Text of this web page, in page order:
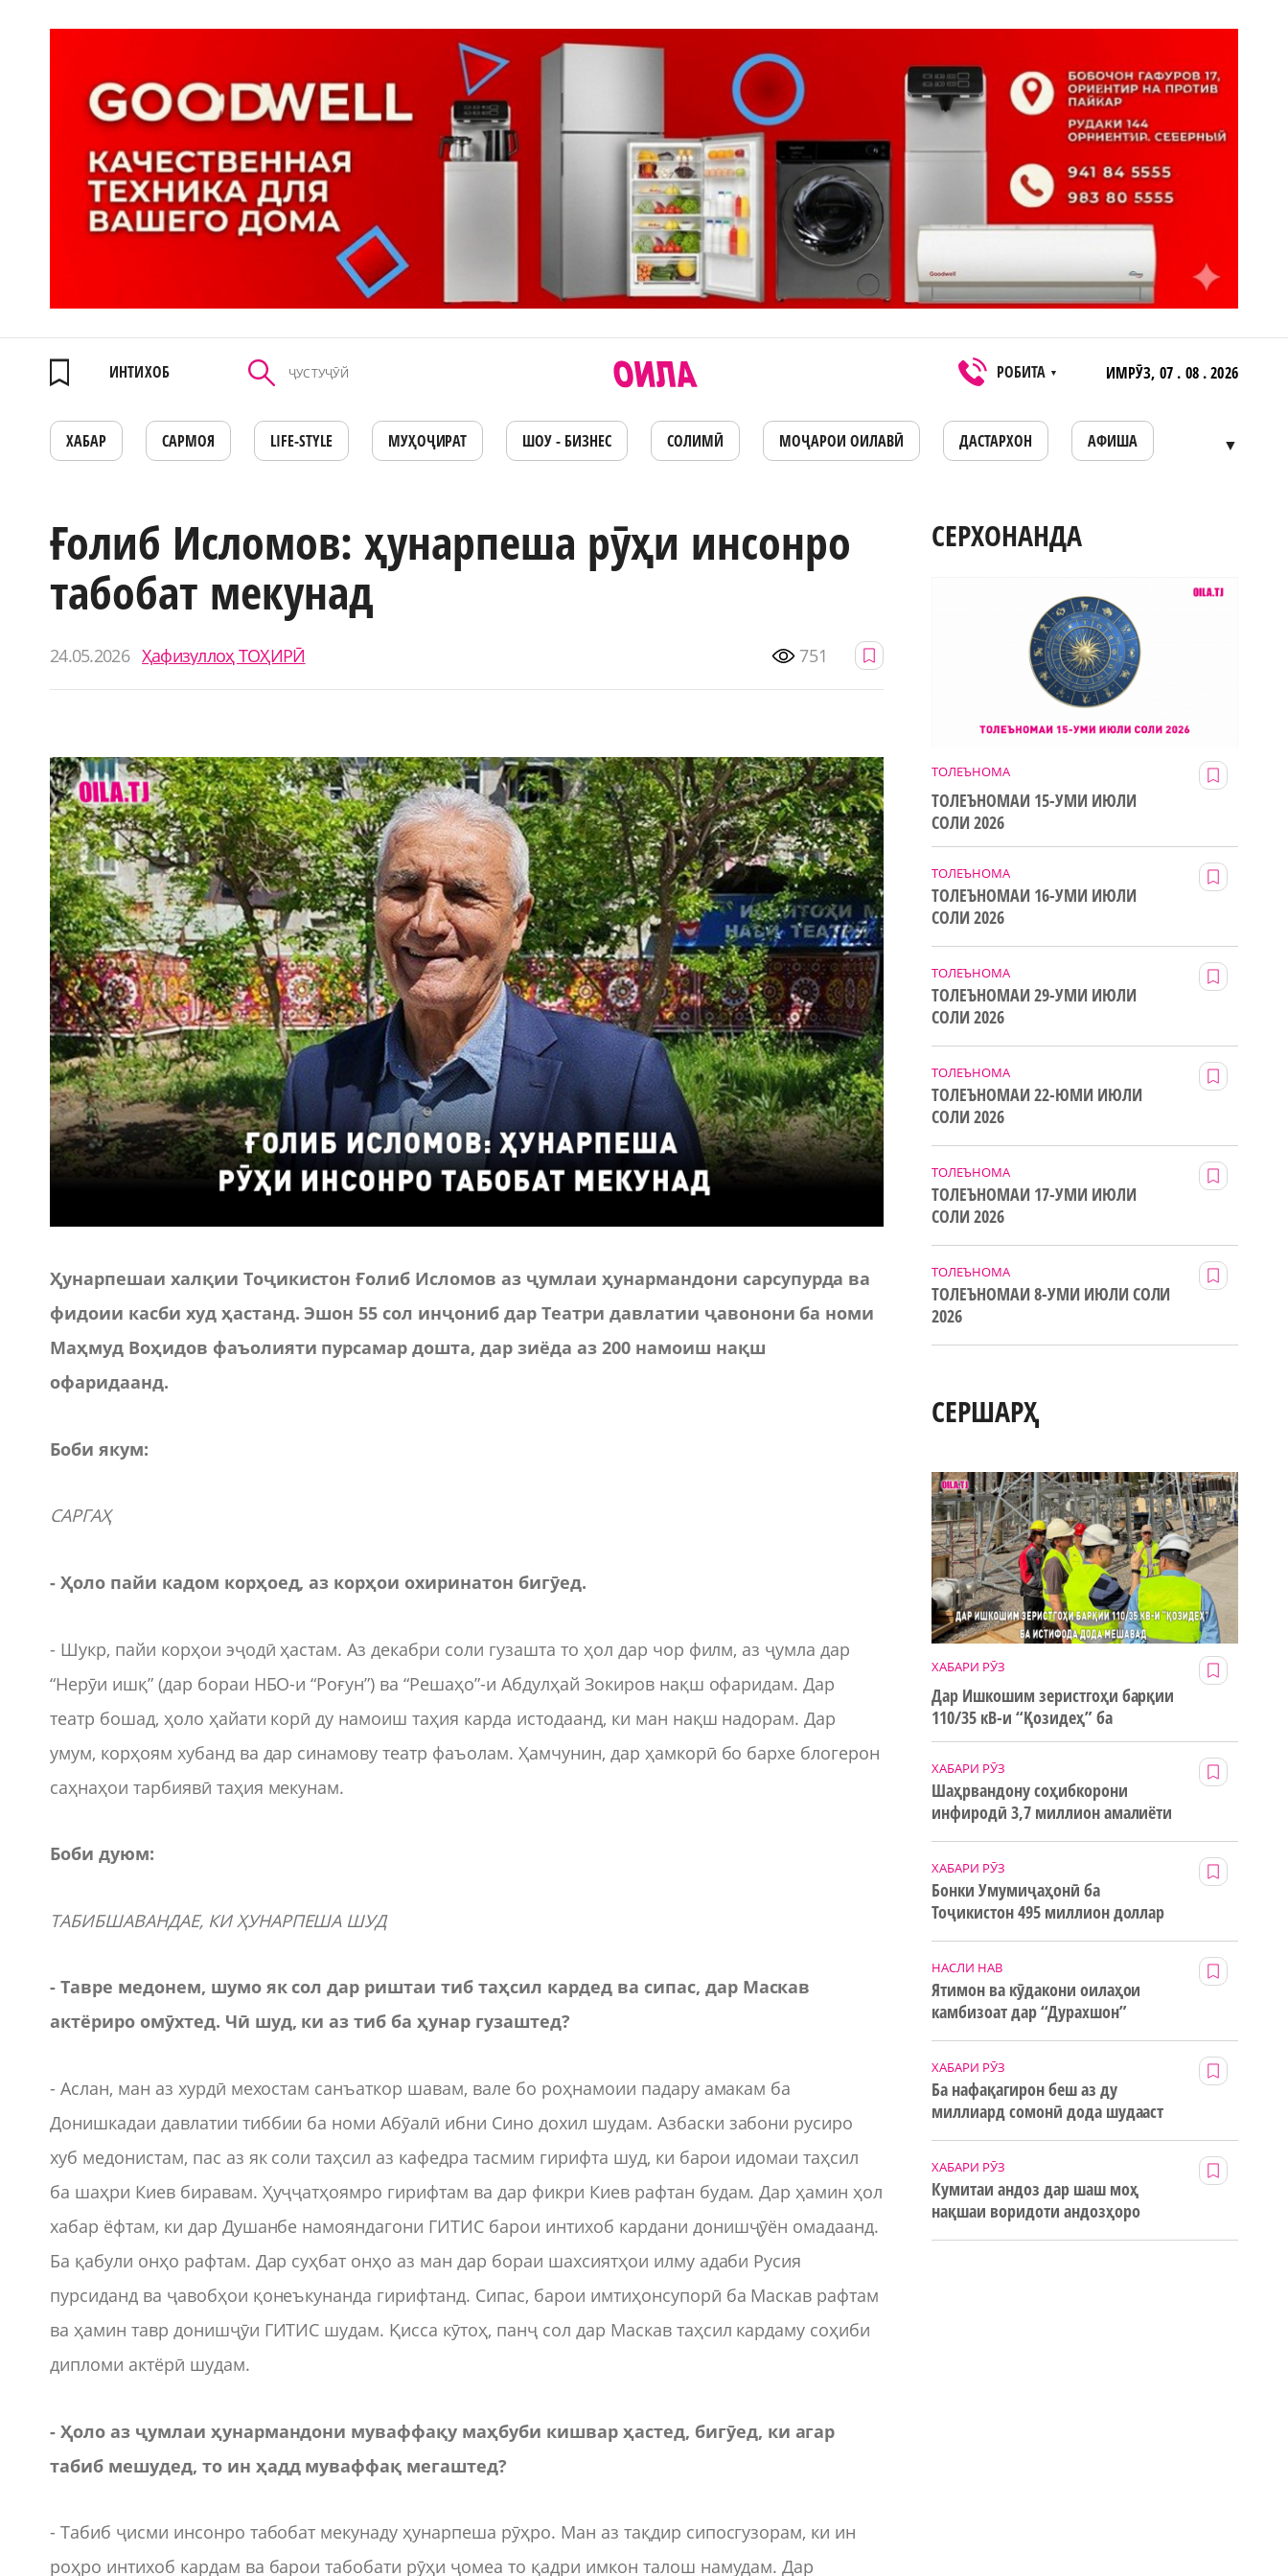
ИНТИХОБ РОБИТА ▼ ИМРӮЗ, 07 . 08 . 2026
ХАБАР САРМОЯ LIFE-STYLE МУҲОҶИРАТ ШОУ - БИЗНЕС СОЛИМӢ МОҶАРОИ ОИЛАВӢ ДАСТАРХОН АФИША ▼
Ғолиб Исломов: ҳунарпеша рӯҳи инсонро
табобат мекунад
24.05.2026 Ҳафизуллоҳ ТОҲИРӢ 751
Ҳунарпешаи халқии Тоҷикистон Ғолиб Исломов аз ҷумлаи ҳунармандони сарсупурда ва
фидоии касби худ ҳастанд. Эшон 55 сол инҷониб дар Театри давлатии ҷавонони ба номи
Маҳмуд Воҳидов фаъолияти пурсамар дошта, дар зиёда аз 200 намоиш нақш
офаридаанд.
Боби якум:
САРГАҲ
- Ҳоло пайи кадом корҳоед, аз корҳои охиринатон бигӯед.
- Шукр, пайи корҳои эҷодӣ ҳастам. Аз декабри соли гузашта то ҳол дар чор филм, аз ҷумла дар
“Нерӯи ишқ” (дар бораи НБО-и “Роғун”) ва “Решаҳо”-и Абдулҳай Зокиров нақш офаридам. Дар
театр бошад, ҳоло ҳайати корӣ ду намоиш таҳия карда истодаанд, ки ман нақш надорам. Дар
умум, корҳоям хубанд ва дар синамову театр фаъолам. Ҳамчунин, дар ҳамкорӣ бо бархе блогерон
саҳнаҳои тарбиявӣ таҳия мекунам.
Боби дуюм:
ТАБИБШАВАНДАЕ, КИ ҲУНАРПЕША ШУД
- Тавре медонем, шумо як сол дар риштаи тиб таҳсил кардед ва сипас, дар Маскав
актёриро омӯхтед. Чӣ шуд, ки аз тиб ба ҳунар гузаштед?
- Аслан, ман аз хурдӣ мехостам санъаткор шавам, вале бо роҳнамоии падару амакам ба
Донишкадаи давлатии тиббии ба номи Абӯалӣ ибни Сино дохил шудам. Азбаски забони русиро
хуб медонистам, пас аз як соли таҳсил аз кафедра тасмим гирифта шуд, ки барои идомаи таҳсил
ба шаҳри Киев биравам. Ҳуҷҷатҳоямро гирифтам ва дар фикри Киев рафтан будам. Дар ҳамин ҳол
хабар ёфтам, ки дар Душанбе намояндагони ГИТИС барои интихоб кардани донишҷӯён омадаанд.
Ба қабули онҳо рафтам. Дар суҳбат онҳо аз ман дар бораи шахсиятҳои илму адаби Русия
пурсиданд ва ҷавобҳои қонеъкунанда гирифтанд. Сипас, барои имтиҳонсупорӣ ба Маскав рафтам
ва ҳамин тавр донишҷӯи ГИТИС шудам. Қисса кӯтоҳ, панҷ сол дар Маскав таҳсил кардаму соҳиби
дипломи актёрӣ шудам.
- Ҳоло аз ҷумлаи ҳунармандони муваффақу маҳбуби кишвар ҳастед, бигӯед, ки агар
табиб мешудед, то ин ҳадд муваффақ мегаштед?
- Табиб ҷисми инсонро табобат мекунаду ҳунарпеша рӯҳро. Ман аз тақдир сипосгузорам, ки ин
роҳро интихоб кардам ва барои табобати рӯҳи ҷомеа то қадри имкон талош намудам. Дар
СЕРХОНАНДА
ТОЛЕЪНОМА
ТОЛЕЪНОМАИ 15-УМИ ИЮЛИ
СОЛИ 2026
ТОЛЕЪНОМА
ТОЛЕЪНОМАИ 16-УМИ ИЮЛИ
СОЛИ 2026
ТОЛЕЪНОМА
ТОЛЕЪНОМАИ 29-УМИ ИЮЛИ
СОЛИ 2026
ТОЛЕЪНОМА
ТОЛЕЪНОМАИ 22-ЮМИ ИЮЛИ
СОЛИ 2026
ТОЛЕЪНОМА
ТОЛЕЪНОМАИ 17-УМИ ИЮЛИ
СОЛИ 2026
ТОЛЕЪНОМА
ТОЛЕЪНОМАИ 8-УМИ ИЮЛИ СОЛИ
2026
СЕРШАРҲ
ХАБАРИ РӮЗ
Дар Ишкошим зеристгоҳи барқии
110/35 кВ-и “Қозидеҳ” ба
истифода дода мешавад
ХАБАРИ РӮЗ
Шаҳрвандону соҳибкорони
инфиродӣ 3,7 миллион амалиёти
ХАБАРИ РӮЗ
Бонки Умумиҷаҳонӣ ба
Тоҷикистон 495 миллион доллар
НАСЛИ НАВ
Ятимон ва кӯдакони оилаҳои
камбизоат дар “Дурахшон”
ХАБАРИ РӮЗ
Ба нафақагирон беш аз ду
миллиард сомонӣ дода шудааст
ХАБАРИ РӮЗ
Кумитаи андоз дар шаш моҳ
нақшаи воридоти андозҳоро